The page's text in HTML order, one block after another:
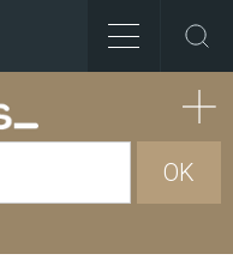
OK